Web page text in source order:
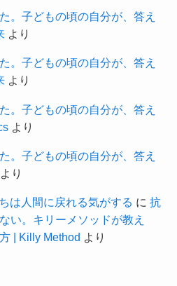
。子どもの頃の自分が、答え
より
。子どもの頃の自分が、答え
より
。子どもの頃の自分が、答え
より
。子どもの頃の自分が、答え
より
は人間に戻れる気がする に 抗
い。キリーメソッドが教え
| Killy Method より